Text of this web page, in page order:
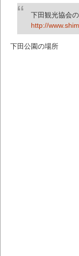
下田観光協会
http://
下田公園の場所